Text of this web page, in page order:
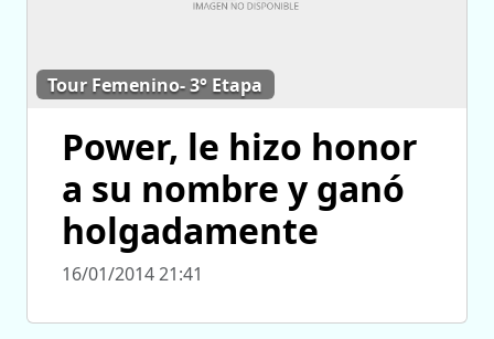
Tour Femenino- 3° Etapa
Power, le hizo honor
a su nombre y ganó
holgadamente
16/01/2014 21:41